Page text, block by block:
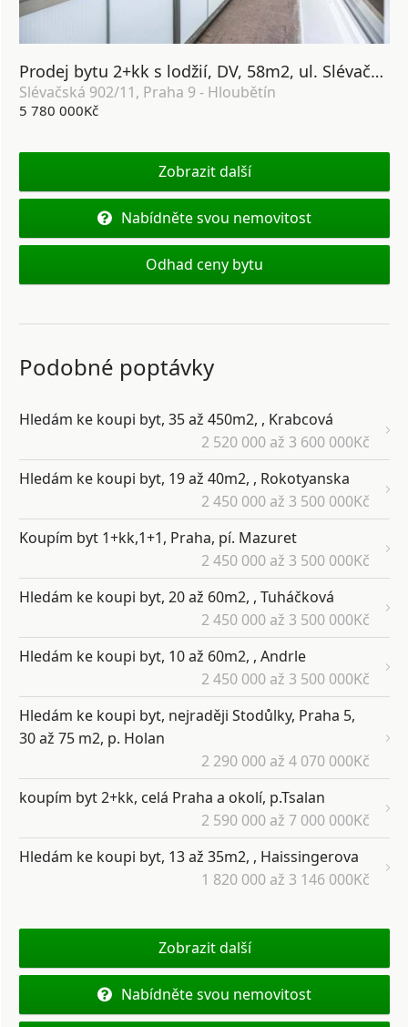
Prodej bytu 2+kk s lodžií, DV, 58m2, ul. Slévačská 902/11, Praha 9 - Hloubětín
Slévačská 902/11, Praha 9 - Hloubětín
5 780 000Kč
Zobrazit další
Nabídněte svou nemovitost
Odhad ceny bytu
Podobné poptávky
Hledám ke koupi byt, 35 až 450m2, , Krabcová
2 520 000 až 3 600 000Kč
Hledám ke koupi byt, 19 až 40m2, , Rokotyanska
2 450 000 až 3 500 000Kč
Koupím byt 1+kk,1+1, Praha, pí. Mazuret
2 450 000 až 3 500 000Kč
Hledám ke koupi byt, 20 až 60m2, , Tuháčková
2 450 000 až 3 500 000Kč
Hledám ke koupi byt, 10 až 60m2, , Andrle
2 450 000 až 3 500 000Kč
Hledám ke koupi byt, nejraději Stodůlky, Praha 5,
30 až 75 m2, p. Holan
2 290 000 až 4 070 000Kč
koupím byt 2+kk, celá Praha a okolí, p.Tsalan
2 590 000 až 7 000 000Kč
Hledám ke koupi byt, 13 až 35m2, , Haissingerova
1 820 000 až 3 146 000Kč
Zobrazit další
Nabídněte svou nemovitost